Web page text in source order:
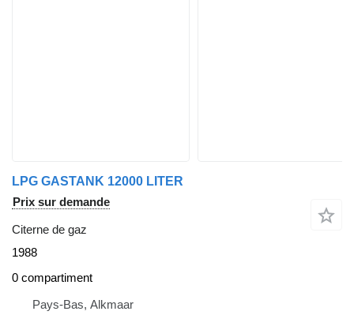
LPG GASTANK 12000 LITER
Prix sur demande
Citerne de gaz
1988
0 compartiment
Pays-Bas, Alkmaar